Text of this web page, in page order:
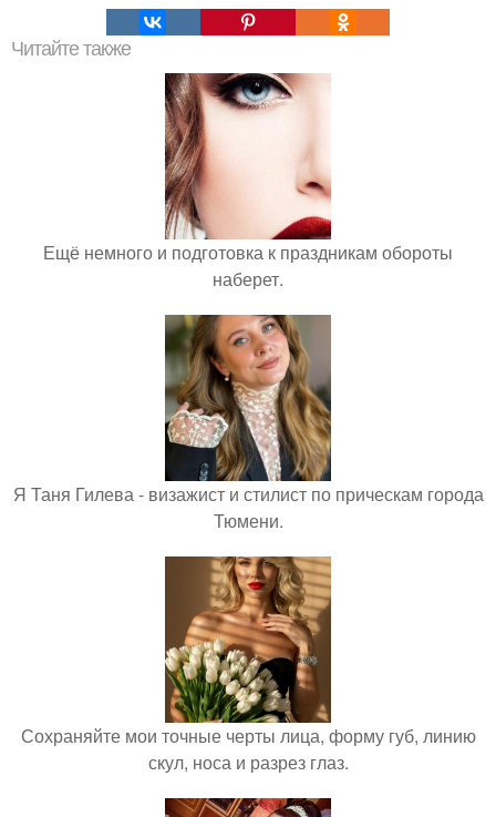
Читайте также
Ещё немного и подготовка к праздникам обороты
наберет.
Я Таня Гилева - визажист и стилист по прическам города
Тюмени.
Сохраняйте мои точные черты лица, форму губ, линию
скул, носа и разрез глаз.